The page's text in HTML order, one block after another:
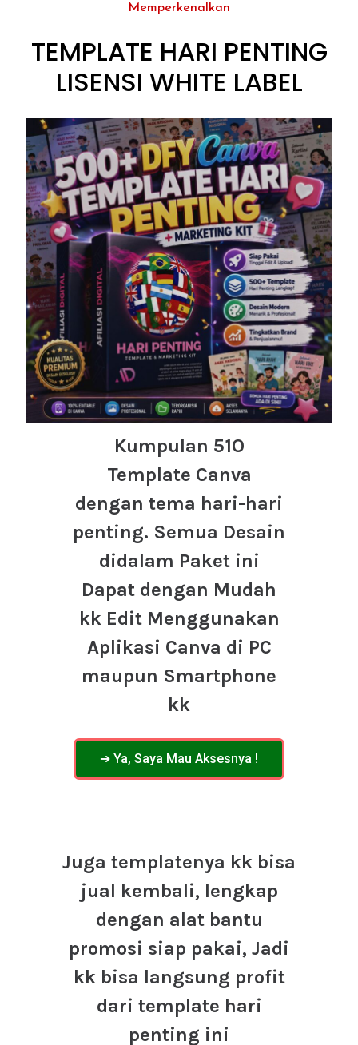
Memperkenalkan
TEMPLATE HARI PENTING
LISENSI WHITE LABEL
Kumpulan 51O
Template Canva
dengan tema hari-hari
penting. Semua Desain
didalam Paket ini
Dapat dengan Mudah
kk Edit Menggunakan
Aplikasi Canva di PC
maupun Smartphone
kk
➔ Ya, Saya Mau Aksesnya !
Juga templatenya kk bisa
jual kembali, lengkap
dengan alat bantu
promosi siap pakai, Jadi
kk bisa langsung profit
dari template hari
penting ini